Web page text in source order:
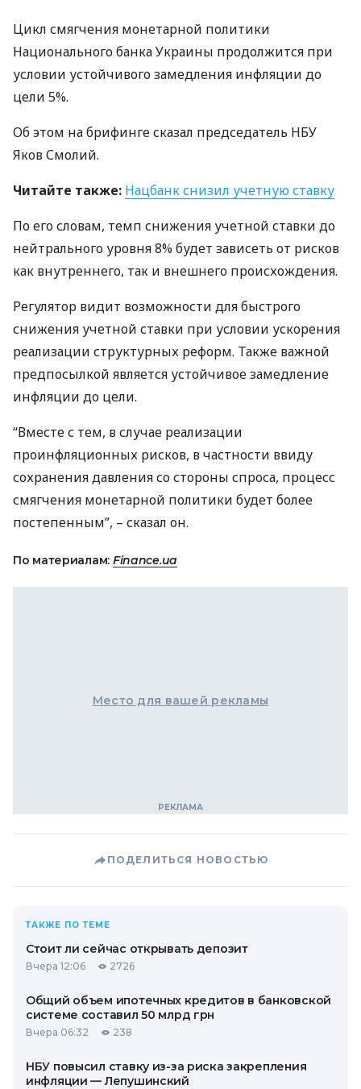
Цикл смягчения монетарной политики
Национального банка Украины продолжится при
условии устойчивого замедления инфляции до
цели 5%.
Об этом на брифинге сказал председатель НБУ
Яков Смолий.
Читайте также: Нацбанк снизил учетную ставку
По его словам, темп снижения учетной ставки до
нейтрального уровня 8% будет зависеть от рисков
как внутреннего, так и внешнего происхождения.
Регулятор видит возможности для быстрого
снижения учетной ставки при условии ускорения
реализации структурных реформ. Также важной
предпосылкой является устойчивое замедление
инфляции до цели.
“Вместе с тем, в случае реализации
проинфляционных рисков, в частности ввиду
сохранения давления со стороны спроса, процесс
смягчения монетарной политики будет более
постепенным”, – сказал он.
По материалам: Finance.ua
Место для вашей рекламы
ПОДЕЛИТЬСЯ НОВОСТЬЮ
ТАКЖЕ ПО ТЕМЕ
Стоит ли сейчас открывать депозит
Вчера 12:06 2726
Общий объем ипотечных кредитов в банковской
системе составил 50 млрд грн
Вчера 06:32 238
НБУ повысил ставку из-за риска закрепления
инфляции — Лепушинский